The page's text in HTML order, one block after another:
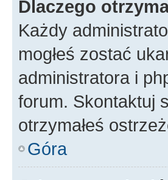
Dlaczego
Każdy
mogłeś zostać
administratora i
forum. Skontaktuj
otrzymałeś
Góra